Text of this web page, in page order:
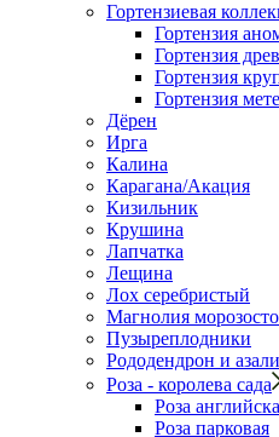
Гортензиевая
Гортензия
Гортензия
Гортензия
Гортензия
Дёрен
Ирга
Калина
Карагана/Акация
Кизильник
Крушина
Лапчатка
Лещина
Лох серебристый
Магнолия
Пузыреплодники
Рододендрон и
Роза - королева сада
Роза
Роза парковая